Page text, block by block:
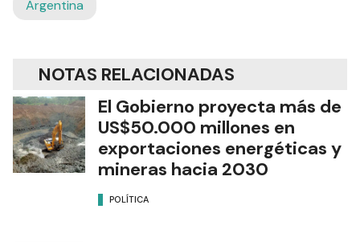
Argentina
NOTAS RELACIONADAS
El Gobierno proyecta más de
US$50.000 millones en
exportaciones energéticas y
mineras hacia 2030
POLÍTICA